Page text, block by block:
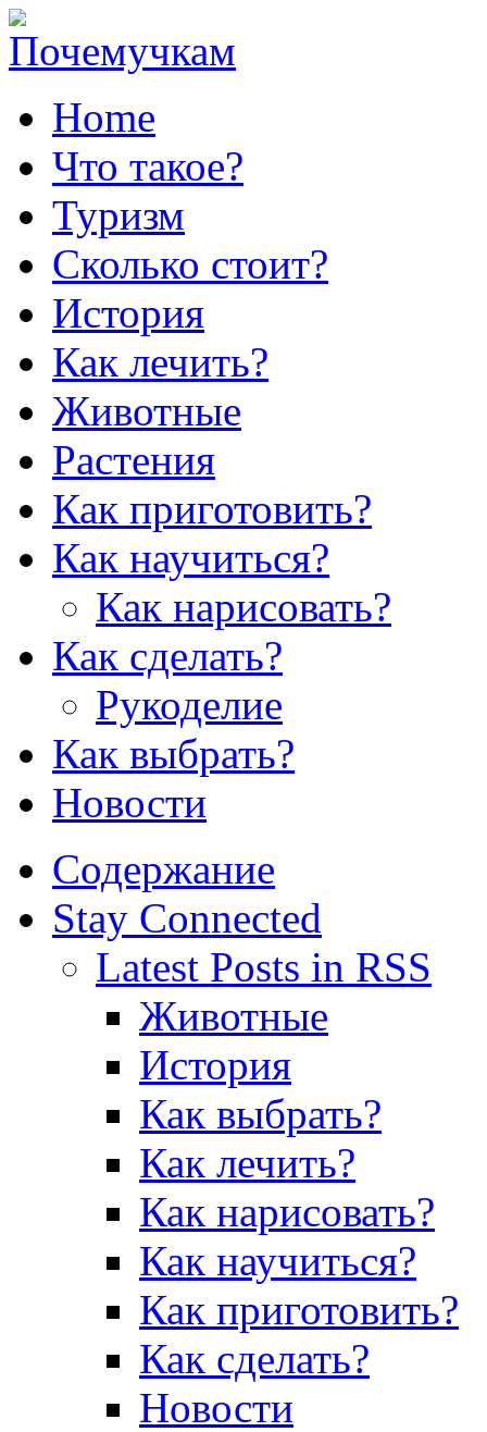
Home
Что такое?
Туризм
Сколько стоит?
История
Как лечить?
Животные
Растения
Как приготовить?
Как научиться?
Как нарисовать?
Как сделать?
Рукоделие
Как выбрать?
Новости
Содержание
Stay Connected
Latest Posts in RSS
Животные
История
Как выбрать?
Как лечить?
Как нарисовать?
Как научиться?
Как приготовить?
Как сделать?
Новости